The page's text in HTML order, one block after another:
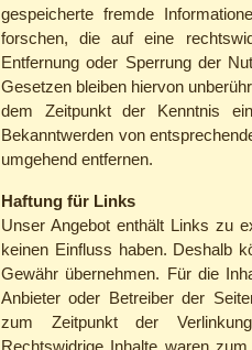
gespeicherte fremde
forschen, die auf eine
Entfernung oder Sperrung der
Gesetzen bleiben hiervon
dem Zeitpunkt der Kenntnis
Bekanntwerden von
umgehend entfernen.
Haftung für Links
Unser Angebot enthält Links zu
keinen Einfluss haben. Deshalb
Gewähr übernehmen. Für die
Anbieter oder Betreiber der
zum Zeitpunkt der